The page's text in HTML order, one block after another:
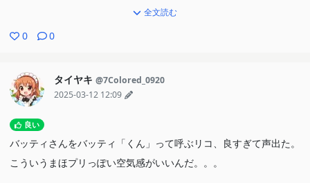
を思い出した。自分や隣人を守るために戦うというプリキュアのイ
ズムに、みらいはいつも忠実だ。
ピソードはよかった。
全文読む
0 0
タイヤキ @7Colored_0920
2025-03-12 12:09
良い
バッティさんをバッティ「くん」って呼ぶリコ、良すぎて声出た。
こういうまほプリっぽい空気感がいいんだ。。。